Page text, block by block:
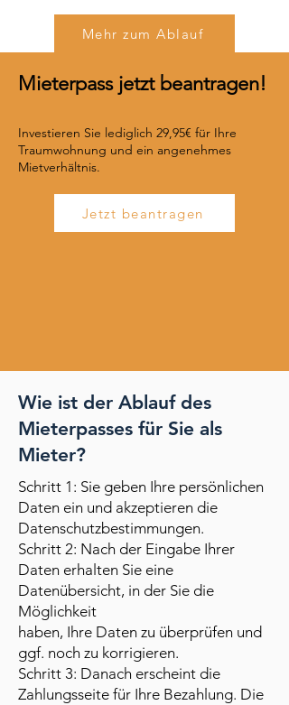
Mehr zum Ablauf
Mieterpass jetzt beantragen!
Investieren Sie lediglich 29,95€ für Ihre
Traumwohnung und ein angenehmes
Mietverhältnis.
Jetzt beantragen
Wie ist der Ablauf des
Mieterpasses für Sie als
Mieter?
Schritt 1: Sie geben Ihre persönlichen
Daten ein und akzeptieren die
Datenschutzbestimmungen.
Schritt 2: Nach der Eingabe Ihrer
Daten erhalten Sie eine
Datenübersicht, in der Sie die
Möglichkeit
haben, Ihre Daten zu überprüfen und
ggf. noch zu korrigieren.
Schritt 3: Danach erscheint die
Zahlungsseite für Ihre Bezahlung. Die